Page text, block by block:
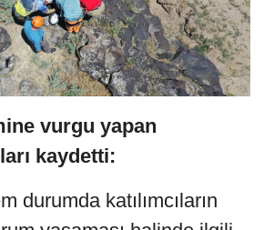
vurgu yapan
kaydetti:
durumda katılımcıların